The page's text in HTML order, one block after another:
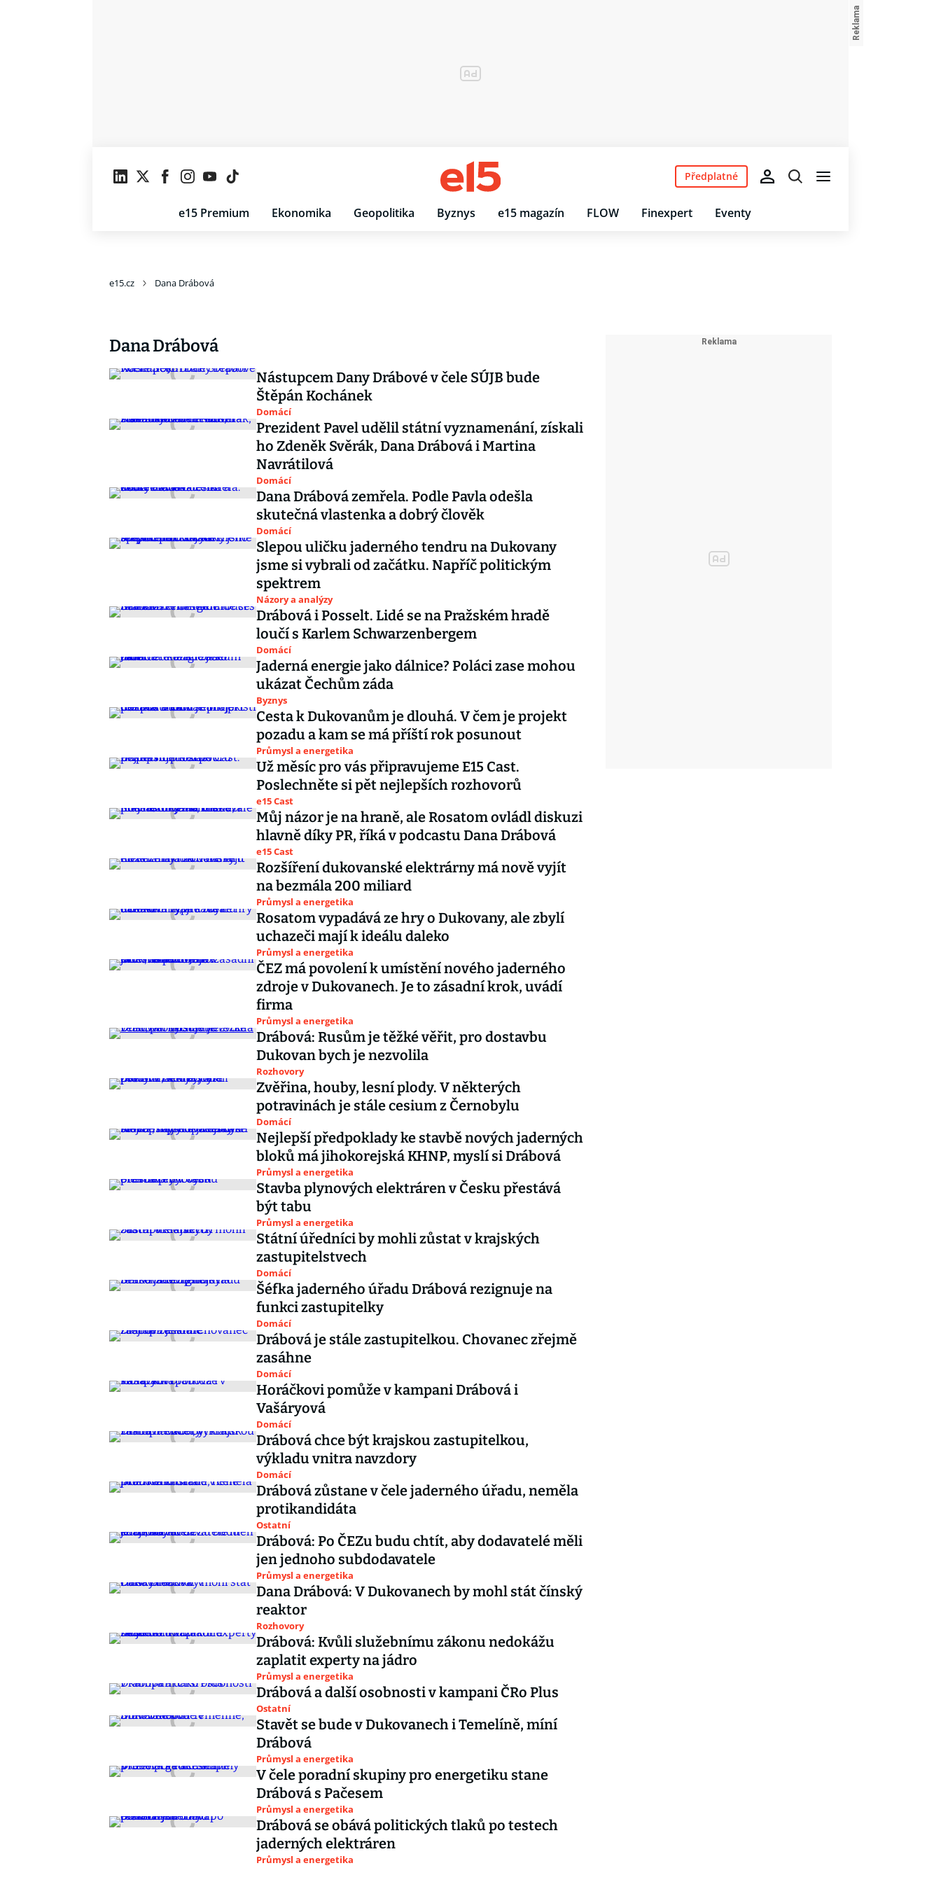
e15 Premium Ekonomika Geopolitika Byznys e15 magazín FLOW Finexpert Eventy
Předplatné
e15.cz Dana Drábová
Dana Drábová
Nástupcem Dany Drábové v čele SÚJB bude
Štěpán Kochánek
Domácí
Prezident Pavel udělil státní vyznamenání, získali
ho Zdeněk Svěrák, Dana Drábová i Martina
Navrátilová
Domácí
Dana Drábová zemřela. Podle Pavla odešla
skutečná vlastenka a dobrý člověk
Domácí
Slepou uličku jaderného tendru na Dukovany
jsme si vybrali od začátku. Napříč politickým
spektrem
Názory a analýzy
Drábová i Posselt. Lidé se na Pražském hradě
loučí s Karlem Schwarzenbergem
Domácí
Jaderná energie jako dálnice? Poláci zase mohou
ukázat Čechům záda
Byznys
Cesta k Dukovanům je dlouhá. V čem je projekt
pozadu a kam se má příští rok posunout
Průmysl a energetika
Už měsíc pro vás připravujeme E15 Cast.
Poslechněte si pět nejlepších rozhovorů
e15 Cast
Můj názor je na hraně, ale Rosatom ovládl diskuzi
hlavně díky PR, říká v podcastu Dana Drábová
e15 Cast
Rozšíření dukovanské elektrárny má nově vyjít
na bezmála 200 miliard
Průmysl a energetika
Rosatom vypadává ze hry o Dukovany, ale zbylí
uchazeči mají k ideálu daleko
Průmysl a energetika
ČEZ má povolení k umístění nového jaderného
zdroje v Dukovanech. Je to zásadní krok, uvádí
firma
Průmysl a energetika
Drábová: Rusům je těžké věřit, pro dostavbu
Dukovan bych je nezvolila
Rozhovory
Zvěřina, houby, lesní plody. V některých
potravinách je stále cesium z Černobylu
Domácí
Nejlepší předpoklady ke stavbě nových jaderných
bloků má jihokorejská KHNP, myslí si Drábová
Průmysl a energetika
Stavba plynových elektráren v Česku přestává
být tabu
Průmysl a energetika
Státní úředníci by mohli zůstat v krajských
zastupitelstvech
Domácí
Šéfka jaderného úřadu Drábová rezignuje na
funkci zastupitelky
Domácí
Drábová je stále zastupitelkou. Chovanec zřejmě
zasáhne
Domácí
Horáčkovi pomůže v kampani Drábová i
Vašáryová
Domácí
Drábová chce být krajskou zastupitelkou,
výkladu vnitra navzdory
Domácí
Drábová zůstane v čele jaderného úřadu, neměla
protikandidáta
Ostatní
Drábová: Po ČEZu budu chtít, aby dodavatelé měli
jen jednoho subdodavatele
Průmysl a energetika
Dana Drábová: V Dukovanech by mohl stát čínský
reaktor
Rozhovory
Drábová: Kvůli služebnímu zákonu nedokážu
zaplatit experty na jádro
Průmysl a energetika
Drábová a další osobnosti v kampani ČRo Plus
Ostatní
Stavět se bude v Dukovanech i Temelíně, míní
Drábová
Průmysl a energetika
V čele poradní skupiny pro energetiku stane
Drábová s Pačesem
Průmysl a energetika
Drábová se obává politických tlaků po testech
jaderných elektráren
Průmysl a energetika